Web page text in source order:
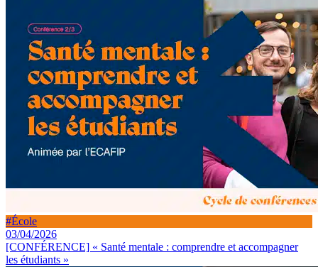
#École
03/04/2026
[CONFÉRENCE] « Santé mentale : comprendre et accompagner
les étudiants »